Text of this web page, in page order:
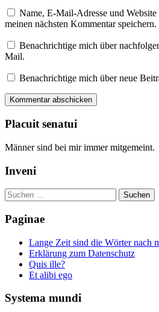
Name, E-Mail-Adresse und
meinen nächsten Kommentar speichern.
Benachrichtige mich über
Mail.
Benachrichtige mich über neue
Placuit senatui
Männer sind bei mir immer mitgemeint.
Inveni
Suchen
nach:
Paginae
Lange Zeit sind die Wörter nach
Erklärung zum Datenschutz
Quis ille?
Et alibi ego
Systema mundi